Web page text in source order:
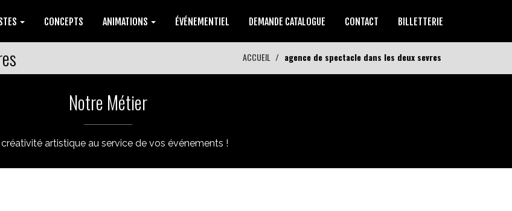
CONCEPTS ANIMATIONS ÉVÉNEMENTIEL DEMANDE CATALOGUE CONTACT BILLETTERIE
ACCUEIL agence de spectacle dans les deux sevres
Notre Métier
artistique au service de vos événements !